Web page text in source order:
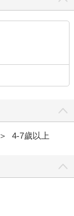
＞ 4-7歲以上